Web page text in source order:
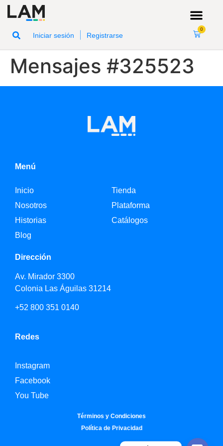
Iniciar sesión Registrarse
0
Mensajes #325523
Menú
Inicio
Nosotros
Historias
Blog
Tienda
Plataforma
Catálogos
Dirección
Av. Mirador 3300
Colonia Las Águilas 31214
+52 800 351 0140
Redes
Instagram
Facebook
You Tube
Términos y Condiciones
Política de Privacidad